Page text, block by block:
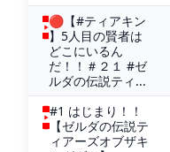
🔴【#ティアキン
】5人目の賢者は
どこにいるん
だ！！＃２１ #ゼ
ルダの伝説ティ...
#1 はじまり！！
【ゼルダの伝説テ
ィアーズオブザキ